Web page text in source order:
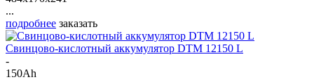
...
подробнее заказать
Свинцово-кислотный аккумулятор DTM 12150 L
-
150Ah